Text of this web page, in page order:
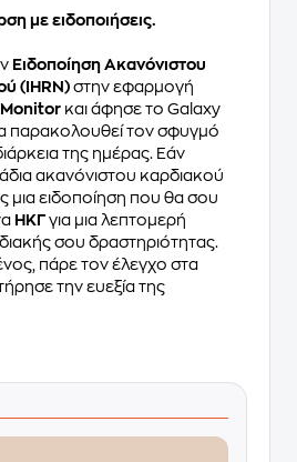
με ειδοποιήσεις.
Ειδοποίηση Ακανόνιστου
(IHRN) στην εφαρμογή
και άφησε το Galaxy
παρακολουθεί τον σφυγμό
της ημέρας. Εάν
ακανόνιστου καρδιακού
μια ειδοποίηση που θα σου
ΗΚΓ για μια λεπτομερή
σου δραστηριότητας.
πάρε τον έλεγχο στα
την ευεξία της